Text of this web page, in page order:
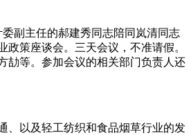
副主任的郝建秀同志陪同岚清同志
策座谈会。三天会议，不准请假。
劼等。参加会议的相关部门负责人还
、以及轻工纺织和食品烟草行业的发